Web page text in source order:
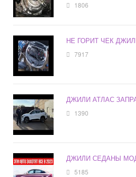
1806
НЕ ГОРИТ ЧЕК
7917
ДЖИЛИ АТЛАС
1390
ДЖИЛИ СЕДАНЫ
5185